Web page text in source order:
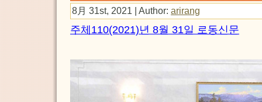
8月 31st, 2021 | Author: arirang
주체110(2021)년 8월 31일 로동신문